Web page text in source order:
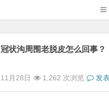
冠状沟周围老脱皮怎么回事？
11月28日 1,262 次浏览 发